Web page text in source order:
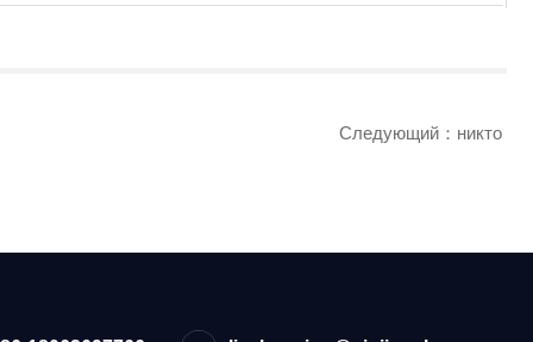
Следующий：никто